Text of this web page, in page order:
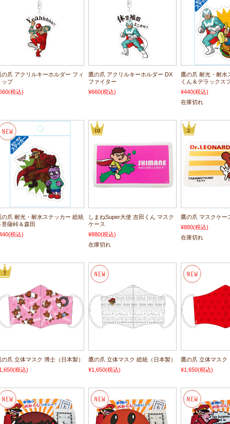
の爪 アクリルキーホルダー フィ
ップ
(税込)
鷹の爪 アクリルキーホルダー DX
ファイター
¥660(税込)
鷹の爪 耐光・耐水
くん＆デラックス
¥440(税込)
在庫切れ
の爪 耐光・耐水ステッカー 総統
菩薩峠＆森田
(税込)
しまねSuper大使 吉田くん マスク
ケース
¥880(税込)
在庫切れ
鷹の爪 マスクケー
¥880(税込)
在庫切れ
の爪 立体マスク 博士（日本製）
(税込)
鷹の爪 立体マスク 総統（日本製）
¥1,650(税込)
鷹の爪 立体マスク
¥1,650(税込)